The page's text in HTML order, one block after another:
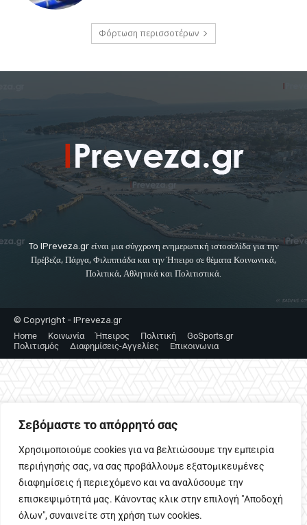
Σεβόμαστε το απόρρητό σας
Χρησιμοποιούμε cookies για να βελτιώσουμε την εμπειρία
περιήγησής σας, να σας προβάλλουμε εξατομικευμένες
διαφημίσεις ή περιεχόμενο και να αναλύσουμε την
επισκεψιμότητά μας. Κάνοντας κλικ στην επιλογή "Αποδοχή
όλων", συναινείτε στη χρήση των cookies.
Φόρτωση περισσοτέρων
To IPreveza.gr είναι μια σύγχρονη ενημερωτική ιστοσελίδα για την
Πρέβεζα, Πάργα, Φιλιππιάδα και την Ήπειρο σε θέματα Κοινωνικά,
Πολιτικά, Αθλητικά και Πολιτιστικά.
© Copyright - IPreveza.gr
Home
Κοινωνία Ήπειρος Πολιτική
GoSports.gr
Πολιτισμός
Διαφημίσεις-Αγγελίες Επικοινωνια